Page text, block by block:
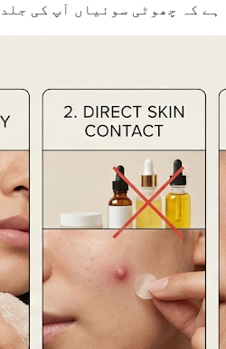
ہے کہ چھوٹی سوئیاں آپ کی